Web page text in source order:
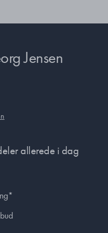
Jensen
allerede i dag